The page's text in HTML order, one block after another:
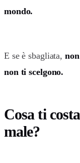
mondo.
E se è sbagliata,
non ti scelgono.
Cosa ti
male?